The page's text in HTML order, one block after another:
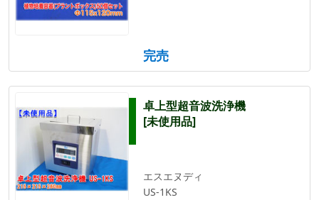
完売
卓上型超音波洗浄機
[未使用品]
エスエヌディ
US-1KS